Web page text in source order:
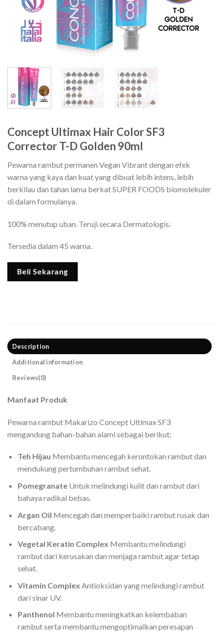
Concept Ultimax Hair Color SF3
Corrector T-D Golden 90ml
Pewarna rambut permanen Vegan Vibrant dengan efek
warna yang kaya dan kuat yang dibuat lebih intens, lebih
berkilau dan tahan lama berkat SUPER FOODS biomolekuler
di dalam formulanya.
100% menutup uban. Teruji secara Dermatologis.
Tersedia dalam 45 warna.
Beli Sekarang
Description
Additional information
Reviews(0)
Manfaat Produk
Pewarna rambut Makarizo Concept Ultimax SF3
mengandung bahan-bahan alami sebagai berikut:
Teh Hijau Membantu mencegah kerontokan rambut dan
mendukung pertumbuhan rambut sehat.
PomegranateUntuk melindungi kulit dan rambut dari
bahaya radikal bebas.
Argan Oil Mencegah dan memperbaiki rambut rusak dan
bercabang.
Vegetal Keratin Complex Membantu melindungi
rambut dari kerusakan dan menjaga rambut agar tetap
sehat.
Vitamin Complex Antioksidan yang melindungi rambut
dari sinar UV.
Panthenol Membantu meningkatkan kelembaban
rambut serta membantu mengoptimalkan peresapan